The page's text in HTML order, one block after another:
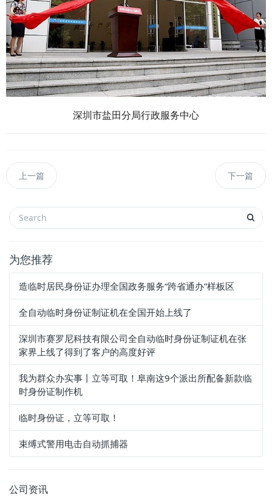
深圳市盐田分局行政服务中心
上一篇 下一篇
为您推荐
造临时居民身份证办理全国政务服务“跨省通办”样板区​
全自动临时身份证制证机在全国开始上线了
深圳市赛罗尼科技有限公司全自动临时身份证制证机在张
家界上线了得到了客户的高度好评
我为群众办实事丨立等可取！阜南这9个派出所配备新款临
时身份证制作机
临时身份证，立等可取！
束缚式警用电击自动抓捕器
公司资讯